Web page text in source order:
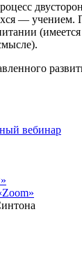
—
вебинар